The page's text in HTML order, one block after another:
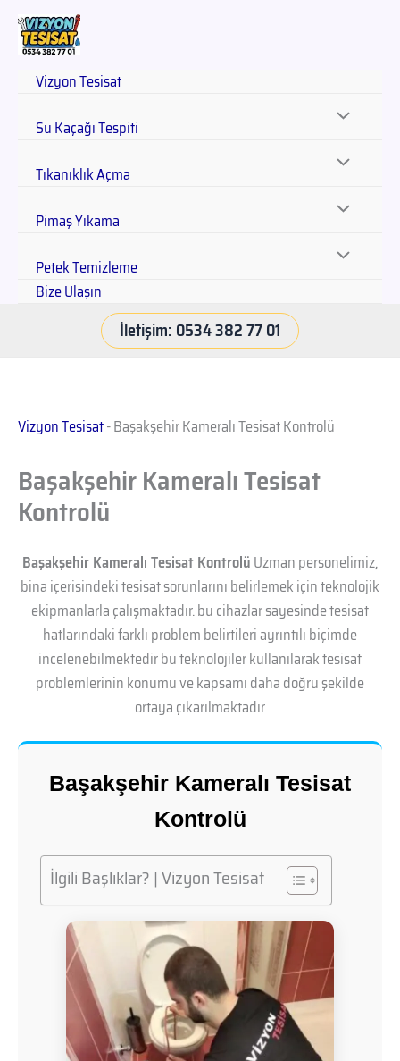
Vizyon Tesisat
Su Kaçağı Tespiti
Tıkanıklık Açma
Pimaş Yıkama
Petek Temizleme
Bize Ulaşın
İletişim: 0534 382 77 01
Vizyon Tesisat-Başakşehir Kameralı Tesisat Kontrolü
Başakşehir Kameralı Tesisat
Kontrolü
Başakşehir Kameralı Tesisat KontrolüUzman personelimiz,
bina içerisindeki tesisat sorunlarını belirlemek için teknolojik
ekipmanlarla çalışmaktadır. bu cihazlar sayesinde tesisat
hatlarındaki farklı problem belirtileri ayrıntılı biçimde
incelenebilmektedir bu teknolojiler kullanılarak tesisat
problemlerinin konumu ve kapsamı daha doğru şekilde
ortaya çıkarılmaktadır
Başakşehir Kameralı Tesisat
Kontrolü
İlgili Başlıklar? | Vizyon Tesisat